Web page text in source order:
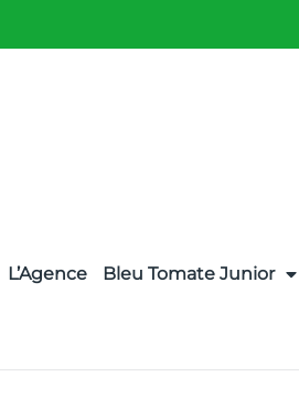
L’Agence Bleu Tomate Junior